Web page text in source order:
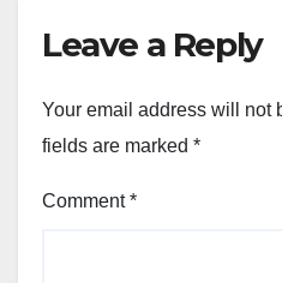
Leave a Reply
Your email address will not
fields are marked *
Comment*